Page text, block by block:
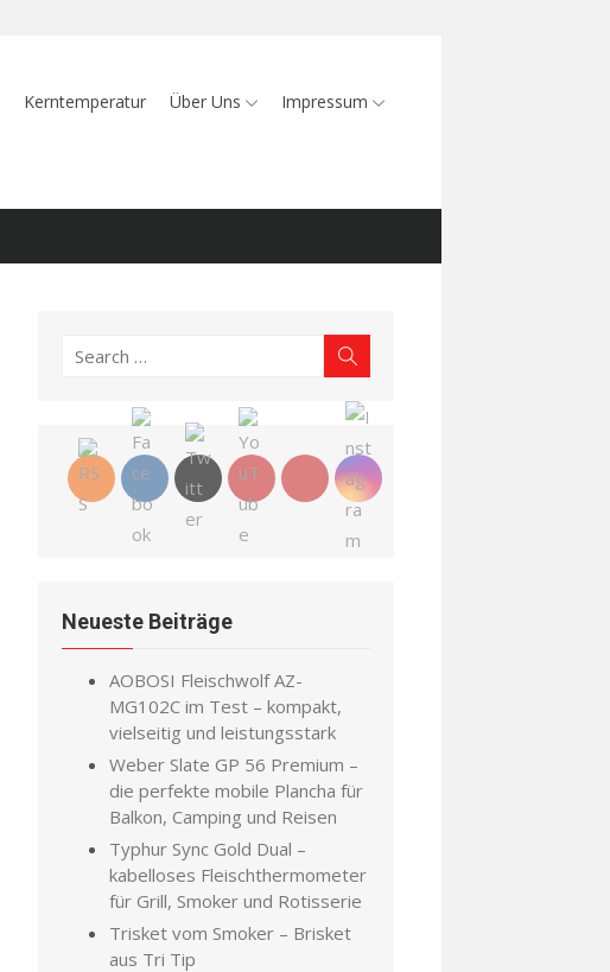
Kerntemperatur Über Uns Impressum
Search
Neueste Beiträge
AOBOSI Fleischwolf AZ-
MG102C im Test – kompakt,
vielseitig und leistungsstark
Weber Slate GP 56 Premium –
die perfekte mobile Plancha für
Balkon, Camping und Reisen
Typhur Sync Gold Dual –
kabelloses Fleischthermometer
für Grill, Smoker und Rotisserie
Trisket vom Smoker – Brisket
aus Tri Tip